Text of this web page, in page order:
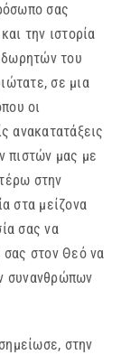
σας
την ιστορία
του
σε μια
οι
ανακατατάξεις
πιστών μας με
στην
στα μείζονα
σας να
σας στον Θεό να
συνανθρώπων
στην